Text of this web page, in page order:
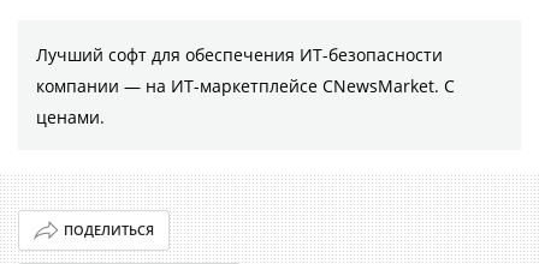
Лучший софт для обеспечения ИТ-безопасности
компании ― на ИТ-маркетплейсе CNewsMarket. С
ценами.
ПОДЕЛИТЬСЯ